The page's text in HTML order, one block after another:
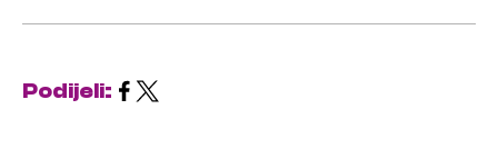
Podijeli: